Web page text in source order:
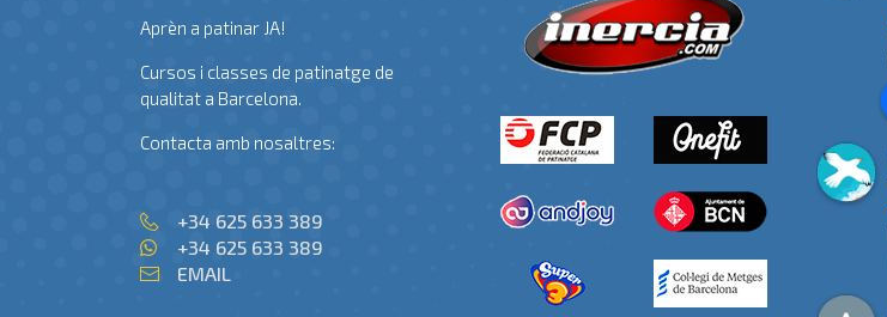
Aprèn a patinar JA!
Cursos i classes de patinatge de
qualitat a Barcelona.
Contacta amb nosaltres:
+34 625 633 389
+34 625 633 389
EMAIL